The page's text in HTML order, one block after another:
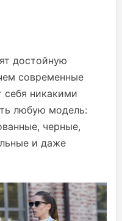
достойную
современные
себя никакими
любую модель:
черные,
и даже